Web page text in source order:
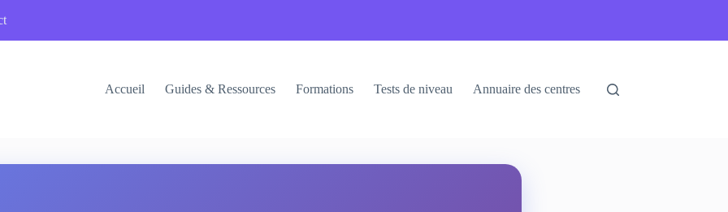
Accueil Guides & Ressources Formations Tests de niveau Annuaire des centres